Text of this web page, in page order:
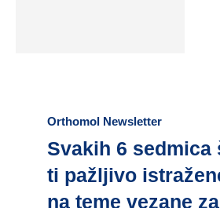
Orthomol Newsletter
Svakih 6 sedmica
ti pažljivo
na teme vezane